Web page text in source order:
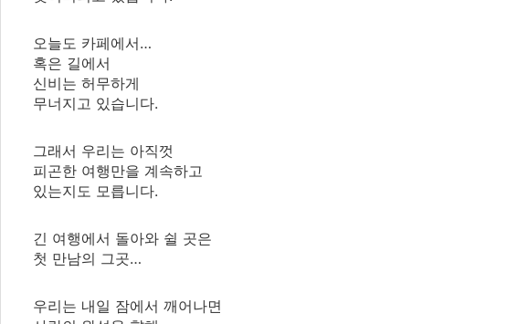
오늘도 카페에서…
혹은 길에서
신비는 허무하게
무너지고 있습니다.
그래서 우리는 아직껏
피곤한 여행만을 계속하고
있는지도 모릅니다.
긴 여행에서 돌아와 쉴 곳은
첫 만남의 그곳…
우리는 내일 잠에서 깨어나면